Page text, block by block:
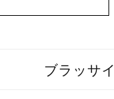
ブラッサイ